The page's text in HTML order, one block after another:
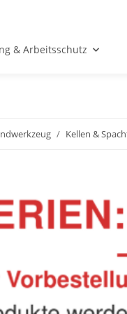
& Arbeitsschutz
Kellen &